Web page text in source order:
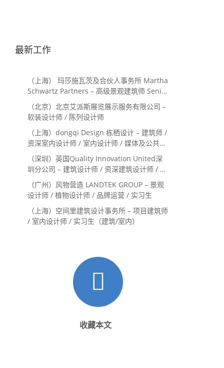
最新工作
（上海） 玛莎施瓦茨及合伙人事务所 Martha
Schwartz Partners – 高级景观建筑师 Senior
Landscape Designer / 景观建筑师
Landscape Designer
（北京）北京艾派斯展览展示服务有限公司 –
软装设计师 / 陈列设计师
（上海）dongqi Design 栋栖设计 – 建筑师 /
资深室内设计师 / 室内设计师 / 媒体及公共关
系主管 / 设计实习生（常年招聘）
（深圳）英国Quality Innovation United深
圳分公司 – 建筑设计师 / 资深建筑设计师 / 室
内设计师 / 设计实习生
（广州）风物营造 LANDTEK GROUP – 景观
设计师 / 植物设计师 / 品牌运营 / 实习生
（上海）空间里建筑设计事务所 – 项目建筑师
/ 室内设计师 / 实习生（建筑/室内）
收藏本文